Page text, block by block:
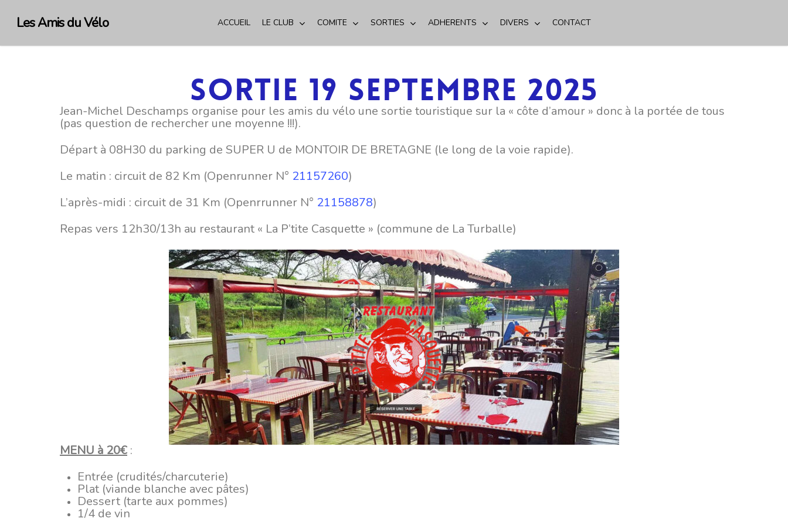
mainLes Amis du Vélo ACCUEIL LE CLUB COMITE SORTIES ADHERENTS DIVERS CONTACT
Sortie 19 septembre 2025
Jean-Michel Deschamps organise pour les amis du vélo une sortie touristique sur la « côte d’amour » donc à la portée de tous
(pas question de rechercher une moyenne !!!).
Départ à 08H30 du parking de SUPER U de MONTOIR DE BRETAGNE (le long de la voie rapide).
Le matin : circuit de 82 Km (Openrunner N° 21157260)
L’après-midi : circuit de 31 Km (Openrrunner N° 21158878)
Repas vers 12h30/13h au restaurant « La P’tite Casquette » (commune de La Turballe)
MENU à 20€ :
Entrée (crudités/charcuterie)
Plat (viande blanche avec pâtes)
Dessert (tarte aux pommes)
1/4 de vin